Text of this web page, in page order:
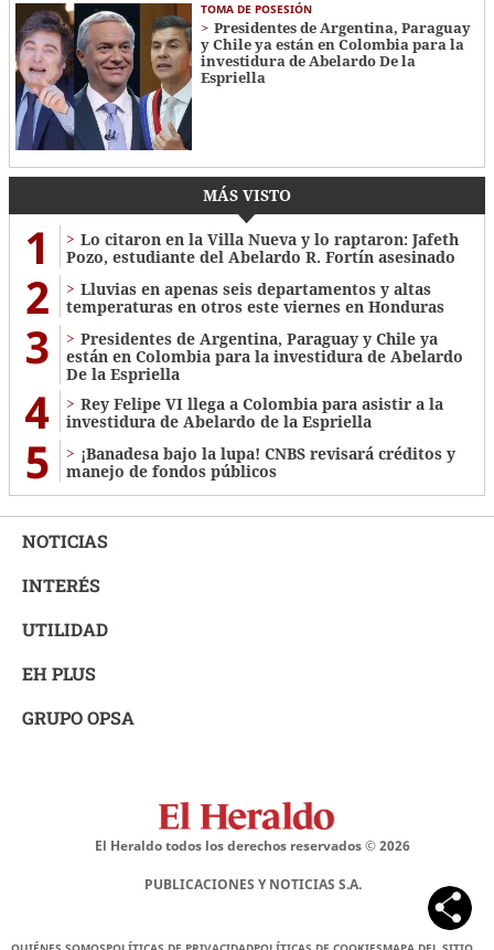
TOMA DE POSESIÓN
Presidentes de Argentina, Paraguay
y Chile ya están en Colombia para la
investidura de Abelardo De la
Espriella
MÁS VISTO
1
Lo citaron en la Villa Nueva y lo raptaron: Jafeth
Pozo, estudiante del Abelardo R. Fortín asesinado
2
Lluvias en apenas seis departamentos y altas
temperaturas en otros este viernes en Honduras
3
Presidentes de Argentina, Paraguay y Chile ya
están en Colombia para la investidura de Abelardo
De la Espriella
4
Rey Felipe VI llega a Colombia para asistir a la
investidura de Abelardo de la Espriella
5
¡Banadesa bajo la lupa! CNBS revisará créditos y
manejo de fondos públicos
NOTICIAS
INTERÉS
UTILIDAD
EH PLUS
GRUPO OPSA
El Heraldo todos los derechos reservados ©2026
PUBLICACIONES Y NOTICIAS S.A.